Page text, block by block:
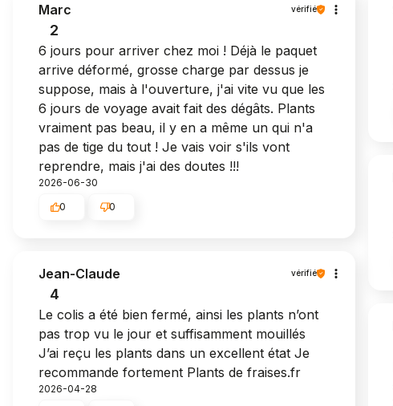
Marc vérifié
2
6 jours pour arriver chez moi ! Déjà le paquet
arrive déformé, grosse charge par dessus je
suppose, mais à l'ouverture, j'ai vite vu que les
6 jours de voyage avait fait des dégâts. Plants
vraiment pas beau, il y en a même un qui n'a
pas de tige du tout ! Je vais voir s'ils vont
reprendre, mais j'ai des doutes !!!
2026-06-30
0 0
Jean-Claude vérifié
4
Le colis a été bien fermé, ainsi les plants n’ont
pas trop vu le jour et suffisamment mouillés
J’ai reçu les plants dans un excellent état Je
recommande fortement Plants de fraises.fr
2026-04-28